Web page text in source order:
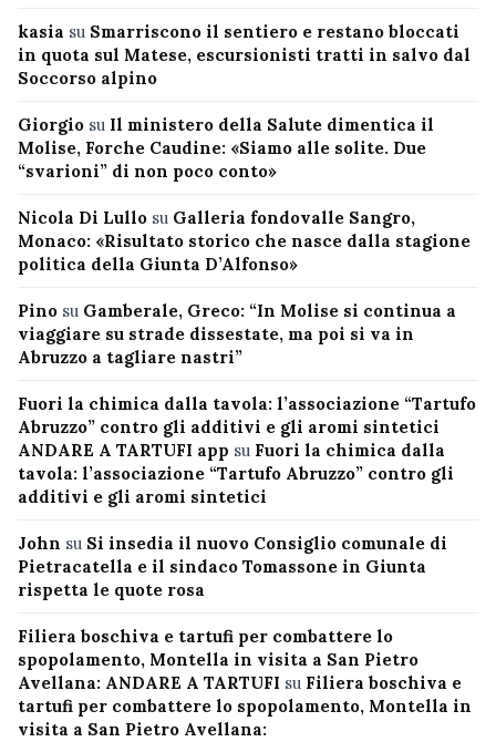
kasia su Smarriscono il sentiero e restano bloccati
in quota sul Matese, escursionisti tratti in salvo dal
Soccorso alpino
Giorgio su Il ministero della Salute dimentica il
Molise, Forche Caudine: «Siamo alle solite. Due
“svarioni” di non poco conto»
Nicola Di Lullo su Galleria fondovalle Sangro,
Monaco: «Risultato storico che nasce dalla stagione
politica della Giunta D’Alfonso»
Pino su Gamberale, Greco: “In Molise si continua a
viaggiare su strade dissestate, ma poi si va in
Abruzzo a tagliare nastri”
Fuori la chimica dalla tavola: l’associazione “Tartufo
Abruzzo” contro gli additivi e gli aromi sintetici
ANDARE A TARTUFI app su Fuori la chimica dalla
tavola: l’associazione “Tartufo Abruzzo” contro gli
additivi e gli aromi sintetici
John su Si insedia il nuovo Consiglio comunale di
Pietracatella e il sindaco Tomassone in Giunta
rispetta le quote rosa
Filiera boschiva e tartufi per combattere lo
spopolamento, Montella in visita a San Pietro
Avellana: ANDARE A TARTUFI su Filiera boschiva e
tartufi per combattere lo spopolamento, Montella in
visita a San Pietro Avellana: